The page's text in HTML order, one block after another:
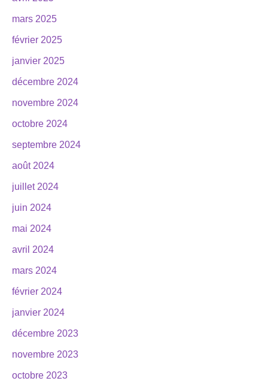
mars 2025
février 2025
janvier 2025
décembre 2024
novembre 2024
octobre 2024
septembre 2024
août 2024
juillet 2024
juin 2024
mai 2024
avril 2024
mars 2024
février 2024
janvier 2024
décembre 2023
novembre 2023
octobre 2023